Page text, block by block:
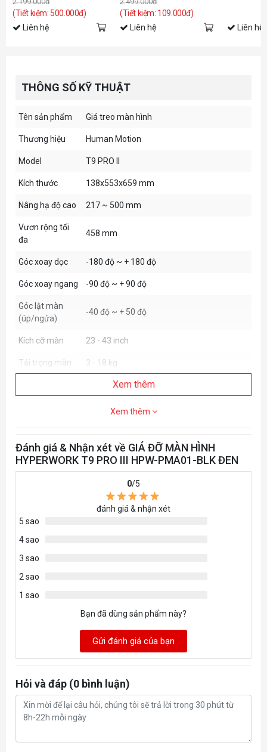
(Tiết kiệm: 500.000đ)
Liên hệ
(Tiết kiệm: 109.000đ)
Liên hệ Liên hệ
THÔNG SỐ KỸ THUẬT
Tên sản phẩm Giá treo màn hình
Thương hiệu Human Motion
Model T9 PRO II
Kích thước 138x553x659 mm
Nâng hạ độ cao 217 ~ 500 mm
Vươn rộng tối
đa
458 mm
Góc xoay dọc -180 độ ~ + 180 độ
Góc xoay ngang -90 độ ~ + 90 độ
Góc lật màn
(úp/ngửa)
-40 độ ~ + 50 độ
Kích cỡ màn 23 - 43 inch
Tải trọng màn 3 - 18 kg
75x75 mm/100x100 mm
Trắng, Xám
Xem thêm
Xem thêm
Đánh giá & Nhận xét về GIÁ ĐỠ MÀN HÌNH
HYPERWORK T9 PRO III HPW-PMA01-BLK ĐEN
0/5
đánh giá & nhận xét
5 sao
4 sao
3 sao
2 sao
1 sao
Bạn đã dùng sản phẩm này?
Gửi đánh giá của bạn
Hỏi và đáp (0 bình luận)